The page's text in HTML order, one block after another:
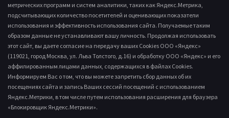
метрических программ и систем аналитики, таких как Яндекс.Метрика,
подсчитывающих количество посетителей и оценивающих показатели
использования и эффективность использования сайта. Получаемые таким
образом данные не устанавливают вашу личность. Продолжая использовать
этот сайт, вы даете согласие на передачу ваших Cookies ООО «Яндекс»
(119021, город Москва, ул. Льва Толстого, д.16) и обработку ООО «Яндекс» и его
аффилированным лицами данных, содержащихся в файлах Cookies.
Информируем Вас о том, что вы можете запретить сбор данных об их
посещениях сайта и запись Ваших сессий посещений с использованием
Яндекс.Метрики, в том числе путем использования расширения для браузера
«Блокировщик Яндекс.Метрики».